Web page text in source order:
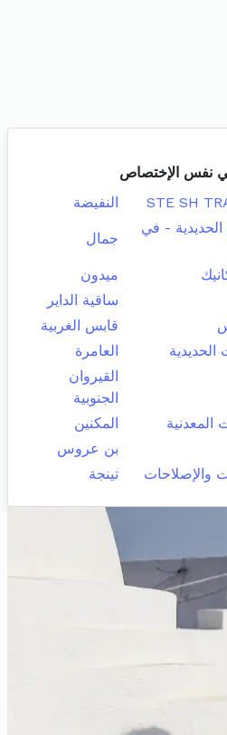
نفس الإختصاص
STE SH
النفيضة
الحديدية - في
جمال
ميدون
ساقية الداير
قابس الغربية
العامرة
القيروان
الجنوبية
المعدنية
المكنين
بن عروس
والإصلاحات
تينجة